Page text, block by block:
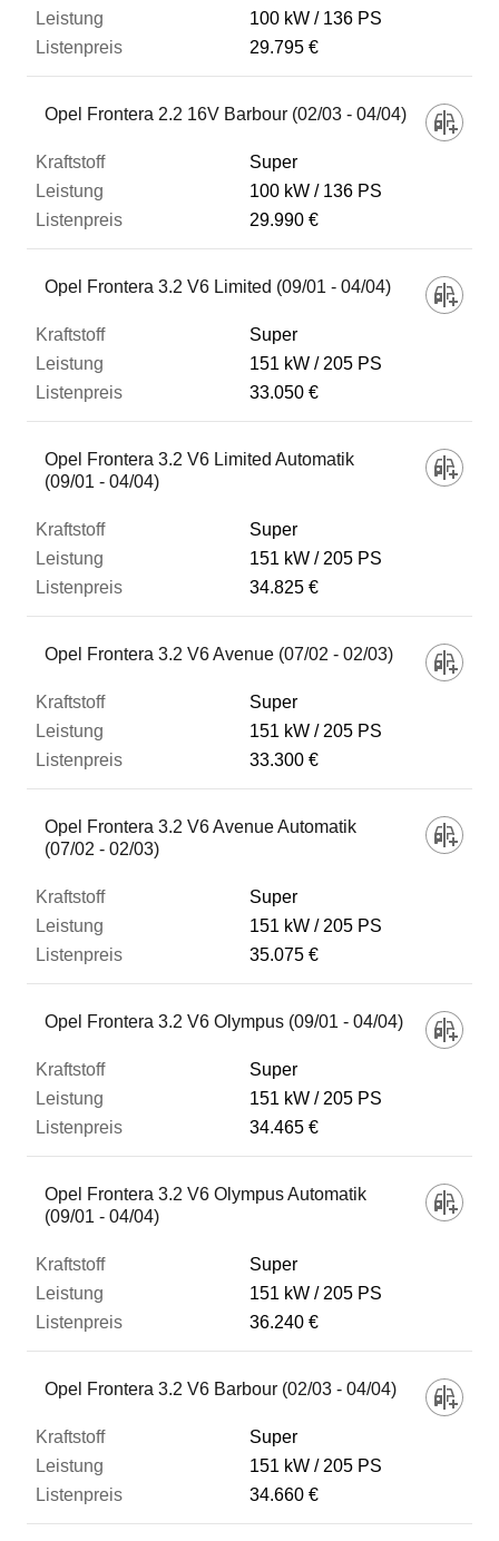
100 kW
136 PS
29.795 €
Opel Frontera 2.2 16V Barbour (02/03 - 04/04)
Super
100 kW
136 PS
29.990 €
Opel Frontera 3.2 V6 Limited (09/01 - 04/04)
Super
151 kW
205 PS
33.050 €
Opel Frontera 3.2 V6 Limited Automatik
(09/01 - 04/04)
Super
151 kW
205 PS
34.825 €
Opel Frontera 3.2 V6 Avenue (07/02 - 02/03)
Super
151 kW
205 PS
33.300 €
Opel Frontera 3.2 V6 Avenue Automatik
(07/02 - 02/03)
Super
151 kW
205 PS
35.075 €
Opel Frontera 3.2 V6 Olympus (09/01 - 04/04)
Super
151 kW
205 PS
34.465 €
Opel Frontera 3.2 V6 Olympus Automatik
(09/01 - 04/04)
Super
151 kW
205 PS
36.240 €
Opel Frontera 3.2 V6 Barbour (02/03 - 04/04)
Super
151 kW
205 PS
34.660 €